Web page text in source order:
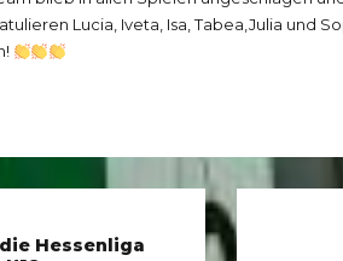
Lucia, Iveta, Isa, Tabea,Julia und
Hessenliga